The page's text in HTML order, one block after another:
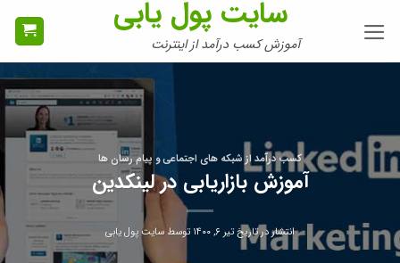
سایت پول یابی
آموزش کسب درآمد از اینترنت
کسب درآمد از شبکه های اجتماعی و پیام رسان ها
آموزش بازاریابی در لینکدین
انتشار در تاریختیر ۶, ۱۴۰۰ توسطسایت پول یابی